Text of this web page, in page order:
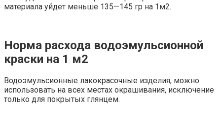
материала уйдет меньше 135—145 гр на 1м2.
Норма расхода водоэмульсионной
краски на 1 м2
Водоэмульсионные лакокрасочные изделия, можно
использовать на всех местах окрашивания, исключение
только для покрытых глянцем.